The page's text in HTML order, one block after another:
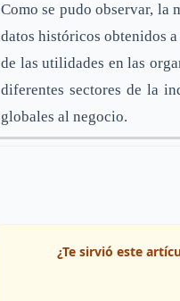
Como se pudo observar, la
datos históricos obtenidos
de las utilidades en las
diferentes sectores de la
globales al negocio.
¿Te sirvió este